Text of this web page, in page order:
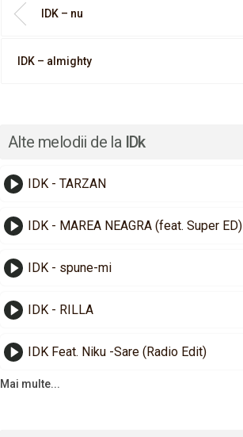
IDK – nu
IDK – almighty
Alte melodii de la IDk
IDK - TARZAN
IDK - MAREA NEAGRA (feat. Super ED)
IDK - spune-mi
IDK - RILLA
IDK Feat. Niku -Sare (Radio Edit)
Mai multe...